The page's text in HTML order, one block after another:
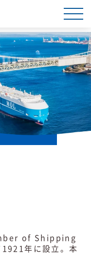
of Shipping
年に設立。本